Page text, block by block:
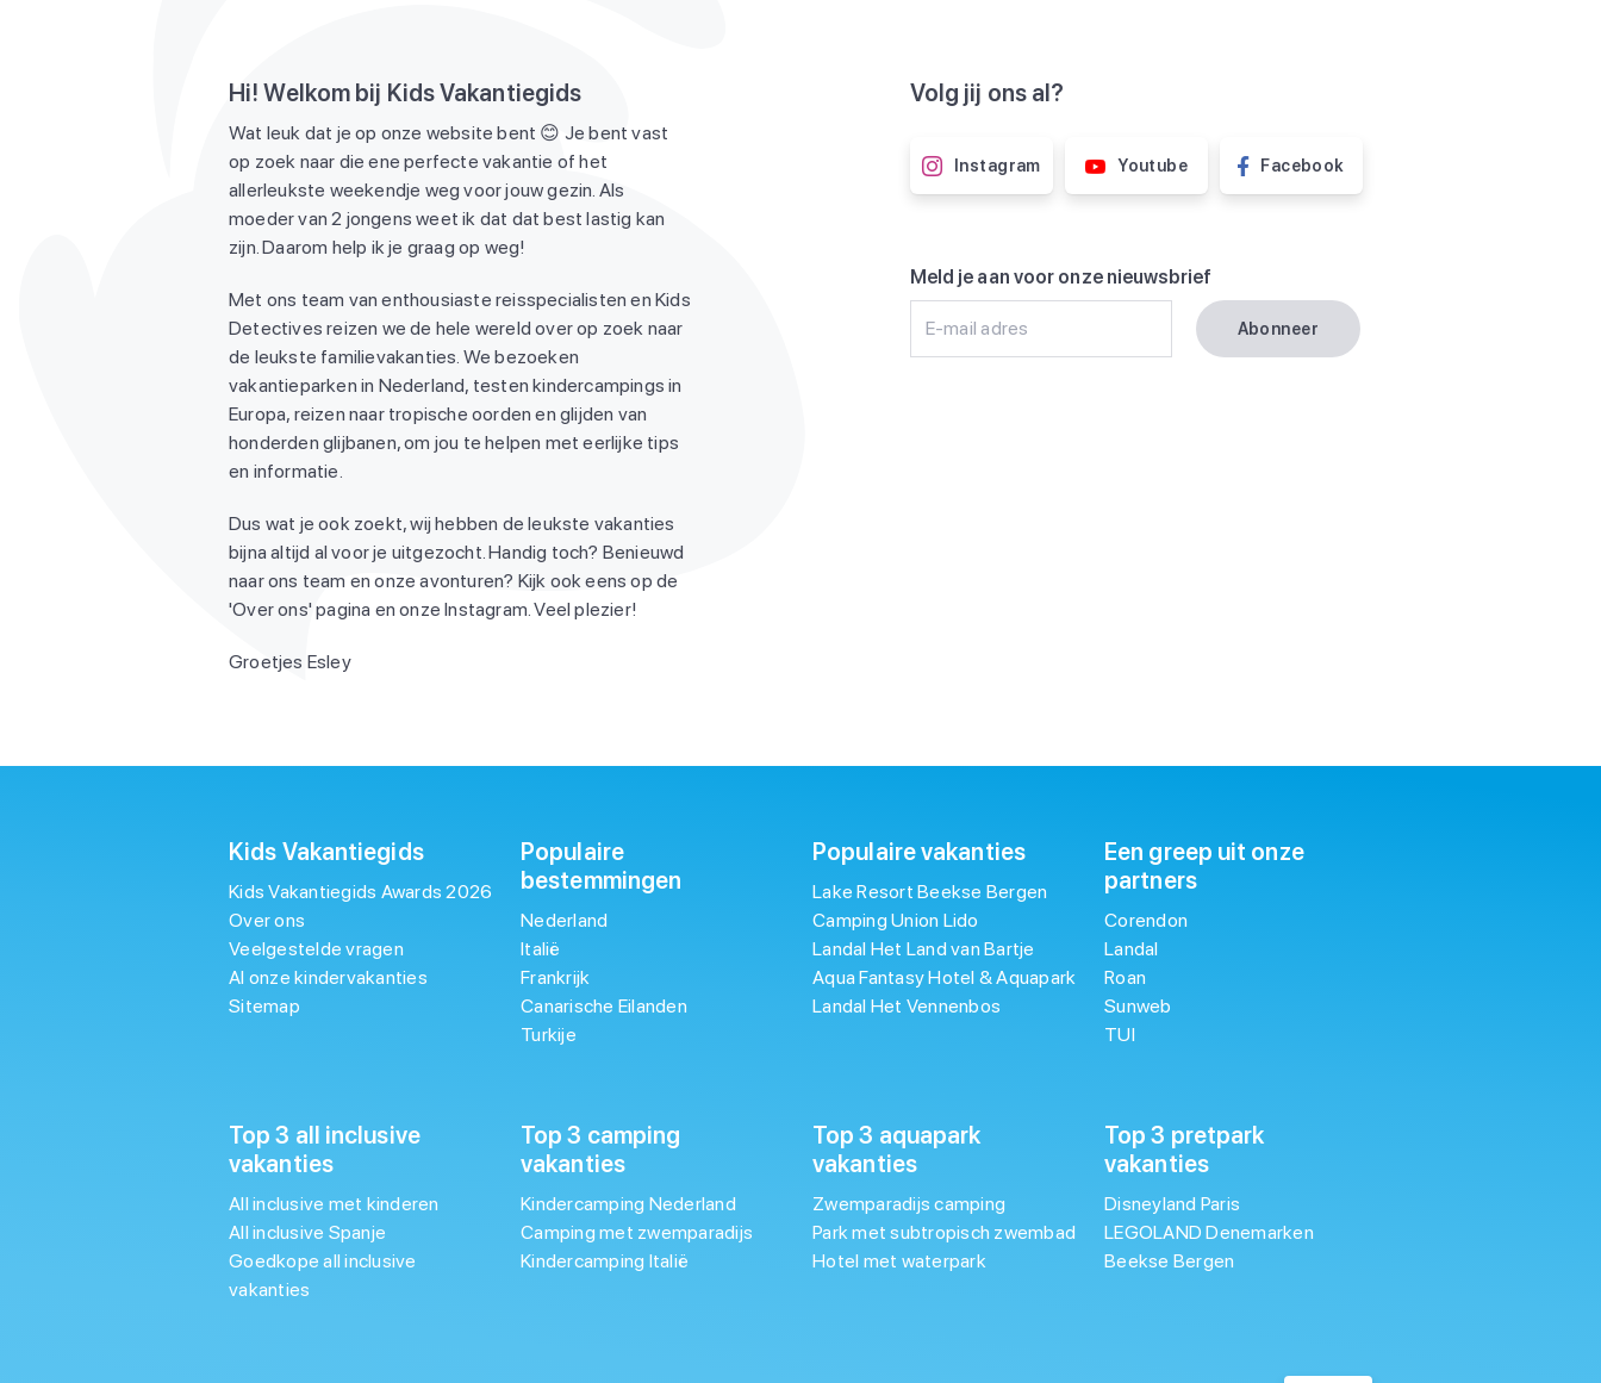
Hi! Welkom bij Kids Vakantiegids
Wat leuk dat je op onze website bent 😊 Je bent vast
op zoek naar die ene perfecte vakantie of het
allerleukste weekendje weg voor jouw gezin. Als
moeder van 2 jongens weet ik dat dat best lastig kan
zijn. Daarom help ik je graag op weg!
Met ons team van enthousiaste reisspecialisten en Kids
Detectives reizen we de hele wereld over op zoek naar
de leukste familievakanties. We bezoeken
vakantieparken in Nederland, testen kindercampings in
Europa, reizen naar tropische oorden en glijden van
honderden glijbanen, om jou te helpen met eerlijke tips
en informatie.
Dus wat je ook zoekt, wij hebben de leukste vakanties
bijna altijd al voor je uitgezocht. Handig toch? Benieuwd
naar ons team en onze avonturen? Kijk ook eens op de
'Over ons' pagina en onze Instagram. Veel plezier!
Groetjes Esley
Volg jij ons al?
Instagram Youtube Facebook
Meld je aan voor onze nieuwsbrief
E-mail adres Abonneer
Kids Vakantiegids
Kids Vakantiegids Awards 2026
Over ons
Veelgestelde vragen
Al onze kindervakanties
Sitemap
Populaire
bestemmingen
Nederland
Italië
Frankrijk
Canarische Eilanden
Turkije
Populaire vakanties
Lake Resort Beekse Bergen
Camping Union Lido
Landal Het Land van Bartje
Aqua Fantasy Hotel & Aquapark
Landal Het Vennenbos
Een greep uit onze
partners
Corendon
Landal
Roan
Sunweb
TUI
Top 3 all inclusive
vakanties
All inclusive met kinderen
All inclusive Spanje
Goedkope all inclusive
vakanties
Top 3 camping
vakanties
Kindercamping Nederland
Camping met zwemparadijs
Kindercamping Italië
Top 3 aquapark
vakanties
Zwemparadijs camping
Park met subtropisch zwembad
Hotel met waterpark
Top 3 pretpark
vakanties
Disneyland Paris
LEGOLAND Denemarken
Beekse Bergen